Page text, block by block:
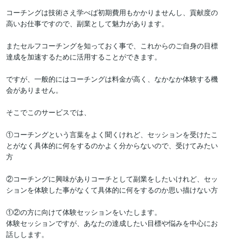
コーチングは技術さえ学べば初期費用もかかりませんし、貢献度の
高いお仕事ですので、副業として魅力があります。
またセルフコーチングを知っておく事で、これからのご自身の目標
達成を加速するために活用することができます。
ですが、一般的にはコーチングは料金が高く、なかなか体験する機
会がありません。
そこでこのサービスでは、
①コーチングという言葉をよく聞くけれど、セッションを受けたこ
とがなく具体的に何をするのかよく分からないので、受けてみたい
方
②コーチングに興味がありコーチとして副業をしたいけれど、セッ
ションを体験した事がなくて具体的に何をするのか思い描けない方
①②の方に向けて体験セッションをいたします。
体験セッションですが、あなたの達成したい目標や悩みを中心にお
話しします。